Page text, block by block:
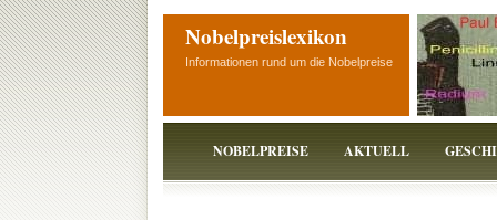
Nobelpreislexikon
Informationen rund um die Nobelpreise
NOBELPREISE AKTUELL